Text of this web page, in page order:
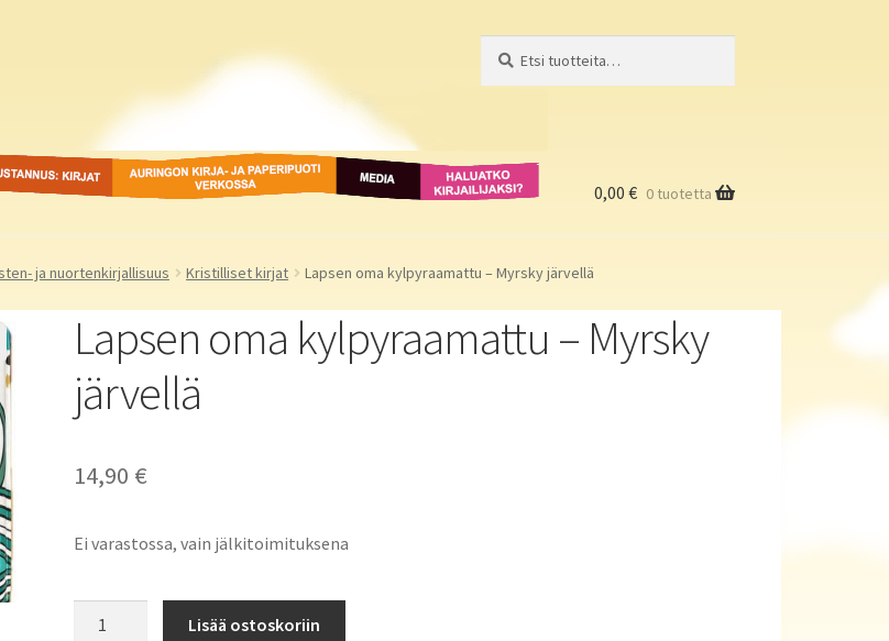
kirjat Auringon kirja- ja
paperipuodit verkossa
Media
Haluatko
kirjailijaksi?
0,00 € 0 tuotetta
ja nuortenkirjallisuus Kristilliset kirjat Lapsen oma kylpyraamattu – Myrsky järvellä
Lapsen oma kylpyraamattu – Myrsky
järvellä
14,90 €
Ei varastossa, vain jälkitoimituksena
Lisää ostoskoriin